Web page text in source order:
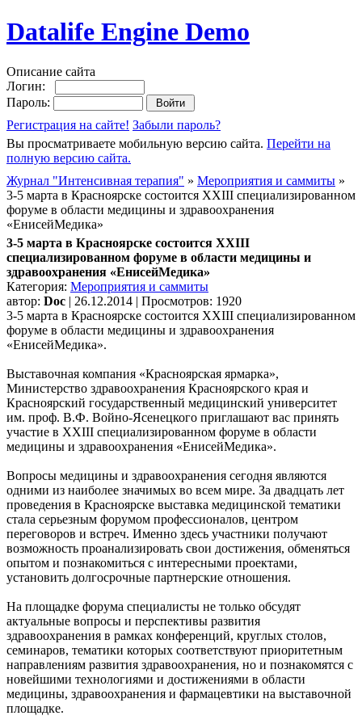
Datalife Engine Demo
Описание сайта
Логин:
Пароль:
Регистрация на сайте! Забыли пароль?
Вы просматриваете мобильную версию сайта. Перейти на
полную версию сайта.
Журнал "Интенсивная терапия" » Мероприятия и саммиты »
3-5 марта в Красноярске состоится XXIII специализированном
форуме в области медицины и здравоохранения
«ЕнисейМедика»
3-5 марта в Красноярске состоится XXIII
специализированном форуме в области медицины и
здравоохранения «ЕнисейМедика»
Категория: Мероприятия и саммиты
автор: Doc | 26.12.2014 | Просмотров: 1920
3-5 марта в Красноярске состоится XXIII специализированном
форуме в области медицины и здравоохранения
«ЕнисейМедика».
Выставочная компания «Красноярская ярмарка»,
Министерство здравоохранения Красноярского края и
Красноярский государственный медицинский университет
им. проф. В.Ф. Войно-Ясенецкого приглашают вас принять
участие в XXIII специализированном форуме в области
медицины и здравоохранения «ЕнисейМедика».
Вопросы медицины и здравоохранения сегодня являются
одними из наиболее значимых во всем мире. За двадцать лет
проведения в Красноярске выставка медицинской тематики
стала серьезным форумом профессионалов, центром
переговоров и встреч. Именно здесь участники получают
возможность проанализировать свои достижения, обменяться
опытом и познакомиться с интересными проектами,
установить долгосрочные партнерские отношения.
На площадке форума специалисты не только обсудят
актуальные вопросы и перспективы развития
здравоохранения в рамках конференций, круглых столов,
семинаров, тематики которых соответствуют приоритетным
направлениям развития здравоохранения, но и познакомятся с
новейшими технологиями и достижениями в области
медицины, здравоохранения и фармацевтики на выставочной
площадке.